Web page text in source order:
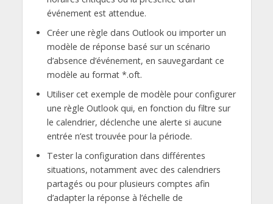
événement est attendue.
Créer une règle dans Outlook ou importer un
modèle de réponse basé sur un scénario
d’absence d’événement, en sauvegardant ce
modèle au format *.oft.
Utiliser cet exemple de modèle pour configurer
une règle Outlook qui, en fonction du filtre sur
le calendrier, déclenche une alerte si aucune
entrée n’est trouvée pour la période.
Tester la configuration dans différentes
situations, notamment avec des calendriers
partagés ou pour plusieurs comptes afin
d’adapter la réponse à l’échelle de